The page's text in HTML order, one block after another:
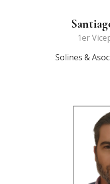
1er
Solines &